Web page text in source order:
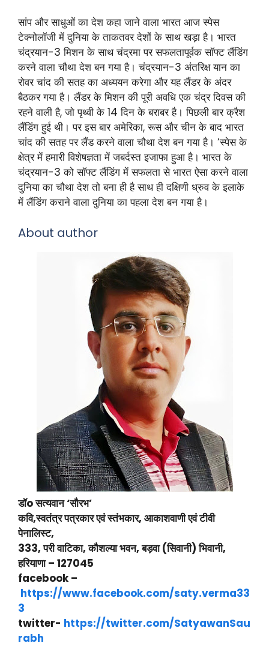
सांप और साधुओं का देश कहा जाने वाला भारत आज स्पेस
टेक्नोलॉजी में दुनिया के ताकतवर देशों के साथ खड़ा है। भारत
चंद्रयान-3 मिशन के साथ चंद्रमा पर सफलतापूर्वक सॉफ्ट लैंडिंग
करने वाला चौथा देश बन गया है। चंद्रयान-3 अंतरिक्ष यान का
रोवर चांद की सतह का अध्ययन करेगा और यह लैंडर के अंदर
बैठकर गया है। लैंडर के मिशन की पूरी अवधि एक चंद्र दिवस की
रहने वाली है, जो पृथ्वी के 14 दिन के बराबर है। पिछली बार क्रैश
लैंडिंग हुई थी। पर इस बार अमेरिका, रूस और चीन के बाद भारत
चांद की सतह पर लैंड करने वाला चौथा देश बन गया है। ‘स्पेस के
क्षेत्र में हमारी विशेषज्ञता में जबर्दस्त इजाफा हुआ है। भारत के
चंद्रयान-3 को सॉफ्ट लैंडिंग में सफलता से भारत ऐसा करने वाला
दुनिया का चौथा देश तो बना ही है साथ ही दक्षिणी ध्रुव के इलाके
में लैंडिंग कराने वाला दुनिया का पहला देश बन गया है।
About author
डॉo सत्यवान ‘सौरभ’
कवि,स्वतंत्र पत्रकार एवं स्तंभकार, आकाशवाणी एवं टीवी
पेनालिस्ट,
333, परी वाटिका, कौशल्या भवन, बड़वा (सिवानी) भिवानी,
हरियाणा – 127045
facebook –
https://www.facebook.com/saty.verma33
3
twitter- https://twitter.com/SatyawanSau
rabh